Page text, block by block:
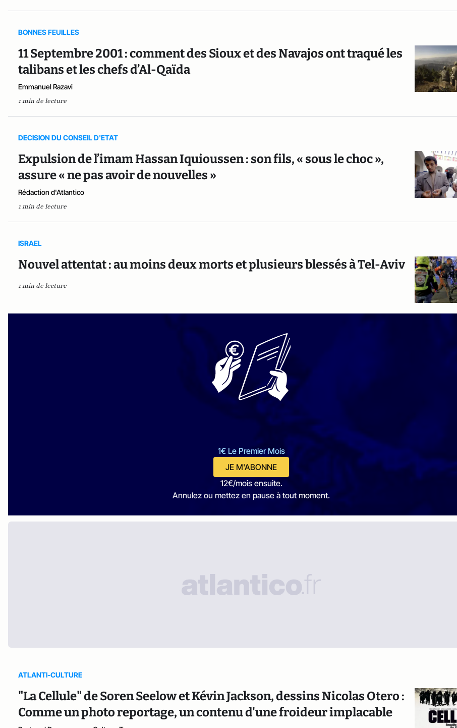
BONNES FEUILLES
11 Septembre 2001 : comment des Sioux et des Navajos ont traqué les
talibans et les chefs d’Al-Qaïda
Emmanuel Razavi
1 min de lecture
DECISION DU CONSEIL D'ETAT
Expulsion de l’imam Hassan Iquioussen : son fils, « sous le choc »,
assure « ne pas avoir de nouvelles »
Rédaction d'Atlantico
1 min de lecture
ISRAEL
Nouvel attentat : au moins deux morts et plusieurs blessés à Tel-Aviv
1 min de lecture
1€ Le Premier Mois
JE M'ABONNE
12€/mois ensuite.
Annulez ou mettez en pause à tout moment.
ATLANTI-CULTURE
"La Cellule" de Soren Seelow et Kévin Jackson, dessins Nicolas Otero :
Comme un photo reportage, un contenu d'une froideur implacable